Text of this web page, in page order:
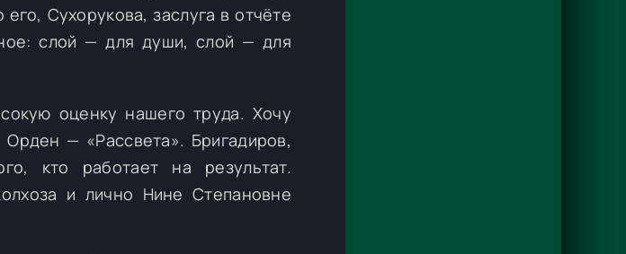
Сухорукова, заслуга в отчёте
слой — для души, слой — для
оценку нашего труда. Хочу
— «Рассвета». Бригадиров,
кто работает на результат.
и лично Нине Степановне